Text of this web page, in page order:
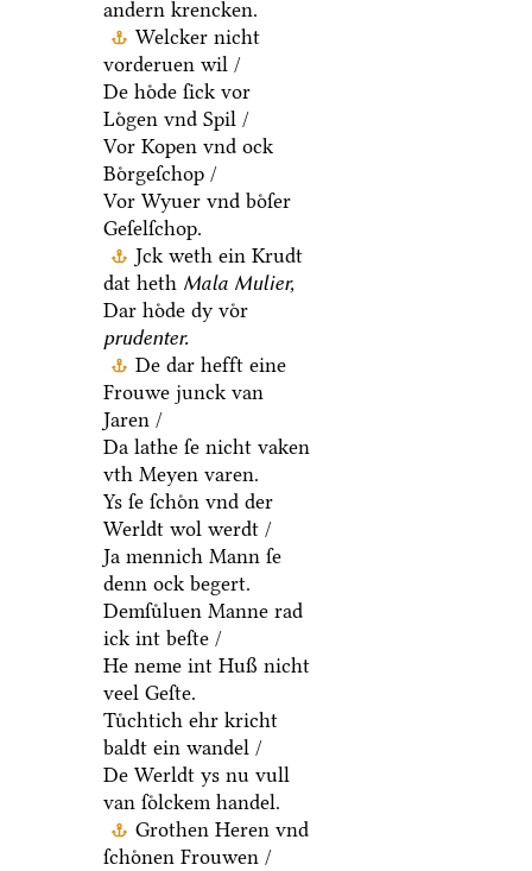
andern krencken.
Welcker nicht
vorderuen wil /
De hoͤde ſick vor
Loͤgen vnd Spil /
Vor Kopen vnd ock
Boͤrgeſchop /
Vor Wyuer vnd boͤſer
Geſelſchop.
Jck weth ein Krudt
dat heth Mala Mulier,
Dar hoͤde dy voͤr
prudenter.
De dar hefft eine
Frouwe junck van
Jaren /
Da lathe ſe nicht vaken
vth Meyen varen.
Ys ſe ſchoͤn vnd der
Werldt wol werdt /
Ja mennich Mann ſe
denn ock begert.
Demſuͤluen Manne rad
ick int beſte /
He neme int Huß nicht
veel Geſte.
Tuͤchtich ehr kricht
baldt ein wandel /
De Werldt ys nu vull
van ſoͤlckem handel.
Grothen Heren vnd
ſchoͤnen Frouwen /